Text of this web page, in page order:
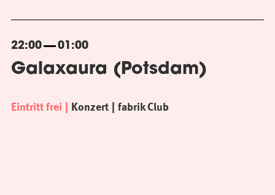
22:00 01:00
Galaxaura (Potsdam)
Eintritt frei Konzert fabrik Club